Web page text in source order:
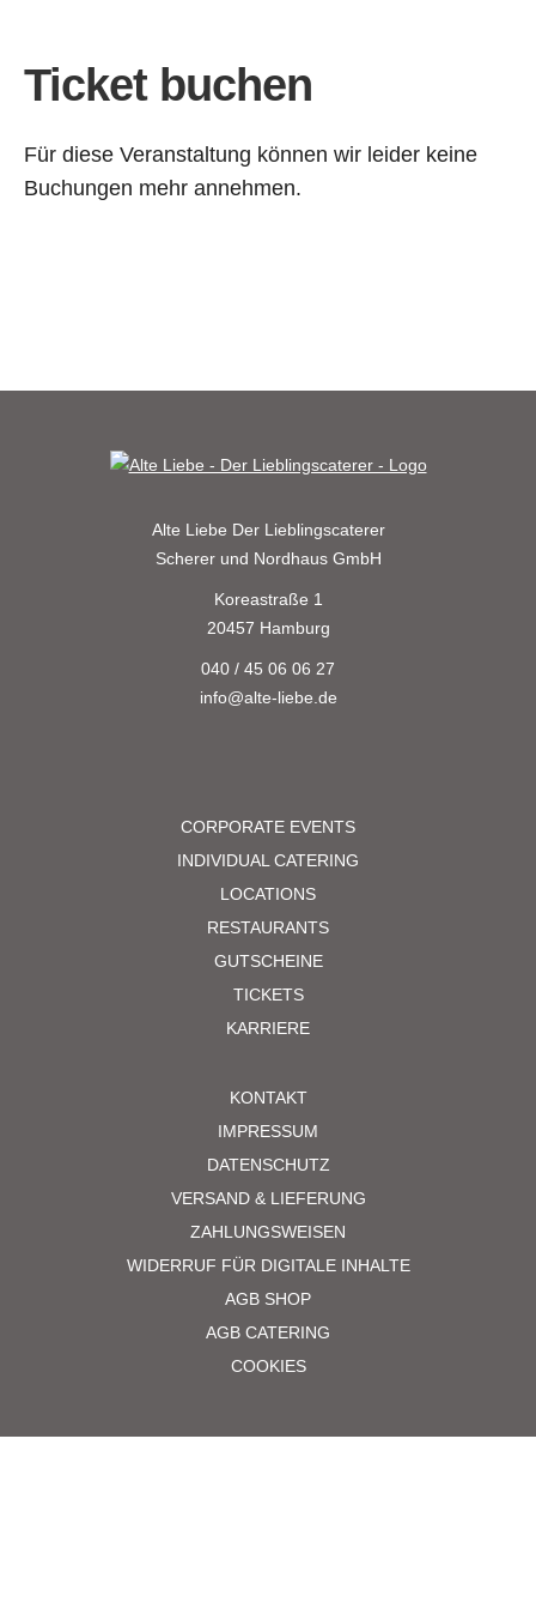
Ticket buchen
Für diese Veranstaltung können wir leider keine
Buchungen mehr annehmen.
Alte Liebe Der Lieblingscaterer
Scherer und Nordhaus GmbH
Koreastraße 1
20457 Hamburg
040 / 45 06 06 27
info@alte-liebe.de
CORPORATE EVENTS
INDIVIDUAL CATERING
LOCATIONS
RESTAURANTS
GUTSCHEINE
TICKETS
KARRIERE
KONTAKT
IMPRESSUM
DATENSCHUTZ
VERSAND & LIEFERUNG
ZAHLUNGSWEISEN
WIDERRUF FÜR DIGITALE INHALTE
AGB SHOP
AGB CATERING
COOKIES